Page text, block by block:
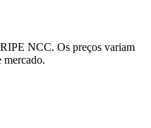
NCC. Os preços variam
mercado.